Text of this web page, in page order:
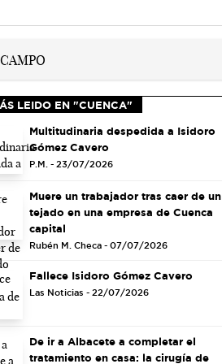
LEIDO EN "CUENCA"
Multitudinaria despedida a Isidoro
Gómez Cavero
P.M. - 23/07/2026
Muere un trabajador tras caer de un
tejado en una empresa de Cuenca
capital
Rubén M. Checa - 07/07/2026
Fallece Isidoro Gómez Cavero
Las Noticias - 22/07/2026
De ir a Albacete a completar el
tratamiento en casa: la cirugía de